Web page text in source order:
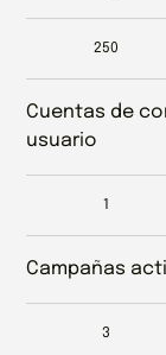
250
Cuentas de
usuario
Campañas
3